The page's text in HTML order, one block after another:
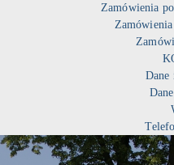
Zamówienia
Dane